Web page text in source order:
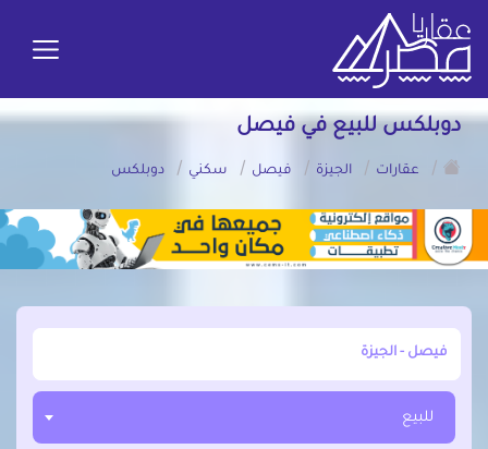
دوبلكس للبيع في فيصل
/
عقارات / الجيزة / فيصل / سكني / دوبلكس
أبحث عن مدينة, محافظة, حي
للبيع